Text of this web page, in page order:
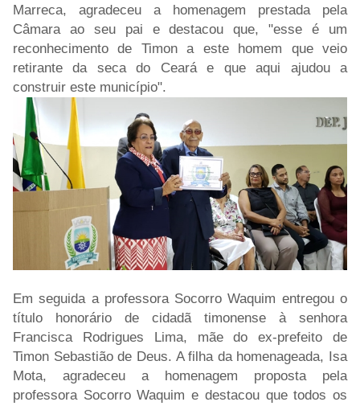
Marreca, agradeceu a homenagem prestada pela
Câmara ao seu pai e destacou que, "esse é um
reconhecimento de Timon a este homem que veio
retirante da seca do Ceará e que aqui ajudou a
construir este município".
Em seguida a professora Socorro Waquim entregou o
título honorário de cidadã timonense à senhora
Francisca Rodrigues Lima, mãe do ex-prefeito de
Timon Sebastião de Deus. A filha da homenageada, Isa
Mota, agradeceu a homenagem proposta pela
professora Socorro Waquim e destacou que todos os